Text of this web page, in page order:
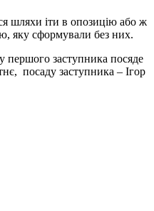
шляхи іти в опозицію або ж
яку сформували без них.
першого заступника посяде
посаду заступника – Ігор